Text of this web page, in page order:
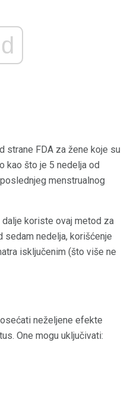
strane FDA za žene koje su
kao što je 5 nedelja od
menstrualnog
koriste ovaj metod za
sedam nedelja, korišćenje
isključenim (što više ne
neželjene efekte
One mogu uključivati: